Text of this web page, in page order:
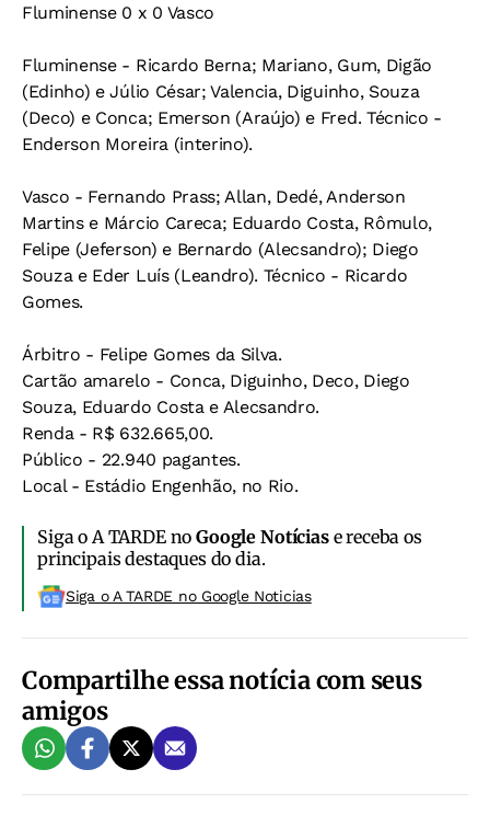
Fluminense 0 x 0 Vasco
Fluminense - Ricardo Berna; Mariano, Gum, Digão
(Edinho) e Júlio César; Valencia, Diguinho, Souza
(Deco) e Conca; Emerson (Araújo) e Fred. Técnico -
Enderson Moreira (interino).
Vasco - Fernando Prass; Allan, Dedé, Anderson
Martins e Márcio Careca; Eduardo Costa, Rômulo,
Felipe (Jeferson) e Bernardo (Alecsandro); Diego
Souza e Eder Luís (Leandro). Técnico - Ricardo
Gomes.
Árbitro - Felipe Gomes da Silva.
Cartão amarelo - Conca, Diguinho, Deco, Diego
Souza, Eduardo Costa e Alecsandro.
Renda - R$ 632.665,00.
Público - 22.940 pagantes.
Local - Estádio Engenhão, no Rio.
Siga o A TARDE noGoogle Notíciase receba os
principais destaques do dia.
Siga o A TARDE no Google Noticias
Compartilhe essa notícia com seus
amigos